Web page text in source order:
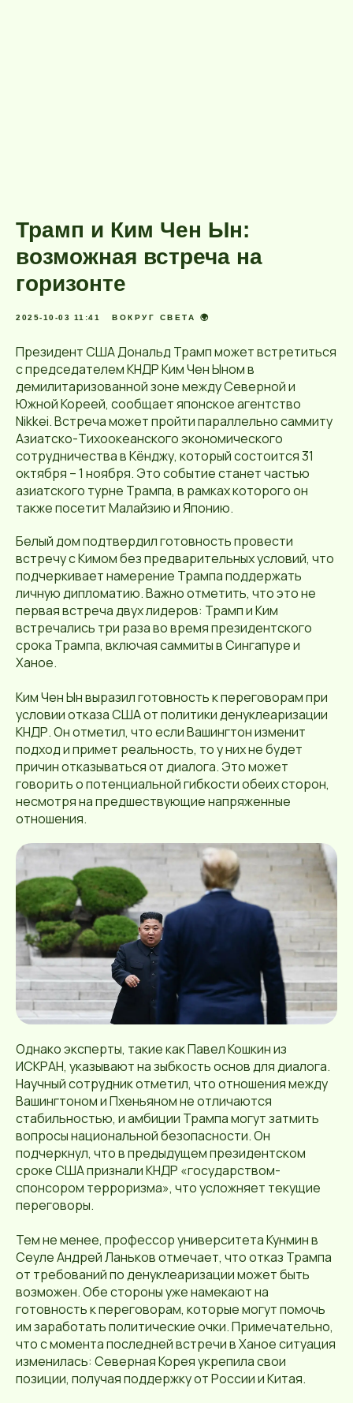
Трамп и Ким Чен Ын:
возможная встреча на
горизонте
2025-10-03 11:41 ВОКРУГ СВЕТА 🌍
Президент США Дональд Трамп может встретиться
с председателем КНДР Ким Чен Ыном в
демилитаризованной зоне между Северной и
Южной Кореей, сообщает японское агентство
Nikkei. Встреча может пройти параллельно саммиту
Азиатско-Тихоокеанского экономического
сотрудничества в Кёнджу, который состоится 31
октября – 1 ноября. Это событие станет частью
азиатского турне Трампа, в рамках которого он
также посетит Малайзию и Японию.
Белый дом подтвердил готовность провести
встречу с Кимом без предварительных условий, что
подчеркивает намерение Трампа поддержать
личную дипломатию. Важно отметить, что это не
первая встреча двух лидеров: Трамп и Ким
встречались три раза во время президентского
срока Трампа, включая саммиты в Сингапуре и
Ханое.
Ким Чен Ын выразил готовность к переговорам при
условии отказа США от политики денуклеаризации
КНДР. Он отметил, что если Вашингтон изменит
подход и примет реальность, то у них не будет
причин отказываться от диалога. Это может
говорить о потенциальной гибкости обеих сторон,
несмотря на предшествующие напряженные
отношения.
Однако эксперты, такие как Павел Кошкин из
ИСКРАН, указывают на зыбкость основ для диалога.
Научный сотрудник отметил, что отношения между
Вашингтоном и Пхеньяном не отличаются
стабильностью, и амбиции Трампа могут затмить
вопросы национальной безопасности. Он
подчеркнул, что в предыдущем президентском
сроке США признали КНДР «государством-
спонсором терроризма», что усложняет текущие
переговоры.
Тем не менее, профессор университета Кунмин в
Сеуле Андрей Ланьков отмечает, что отказ Трампа
от требований по денуклеаризации может быть
возможен. Обе стороны уже намекают на
готовность к переговорам, которые могут помочь
им заработать политические очки. Примечательно,
что с момента последней встречи в Ханое ситуация
изменилась: Северная Корея укрепила свои
позиции, получая поддержку от России и Китая.